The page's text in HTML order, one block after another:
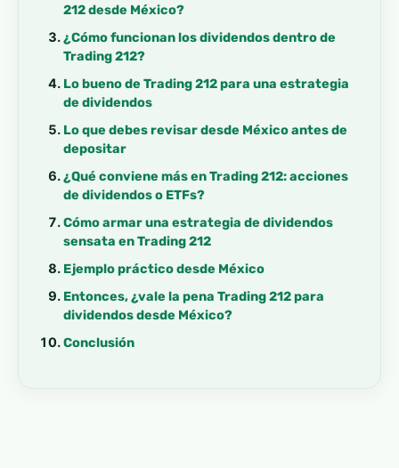
212 desde México?
¿Cómo funcionan los dividendos dentro de
Trading 212?
Lo bueno de Trading 212 para una estrategia
de dividendos
Lo que debes revisar desde México antes de
depositar
¿Qué conviene más en Trading 212: acciones
de dividendos o ETFs?
Cómo armar una estrategia de dividendos
sensata en Trading 212
Ejemplo práctico desde México
Entonces, ¿vale la pena Trading 212 para
dividendos desde México?
Conclusión